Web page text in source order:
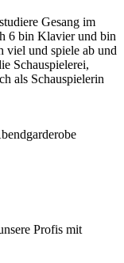
Gesang im
6 bin Klavier und bin
viel und spiele ab und
Schauspielerei,
als Schauspielerin
Profis mit